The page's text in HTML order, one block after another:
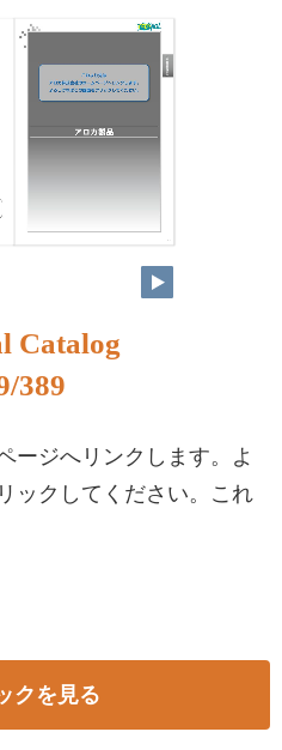
373
Catalog
389
ージへリンクします。よ
ックしてください。これ
クを見る